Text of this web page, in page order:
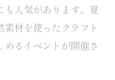
キャンプ場アート
こもれびサイトの
も人気があります。夏
材を使ったクラフト
るイベントが開催さ